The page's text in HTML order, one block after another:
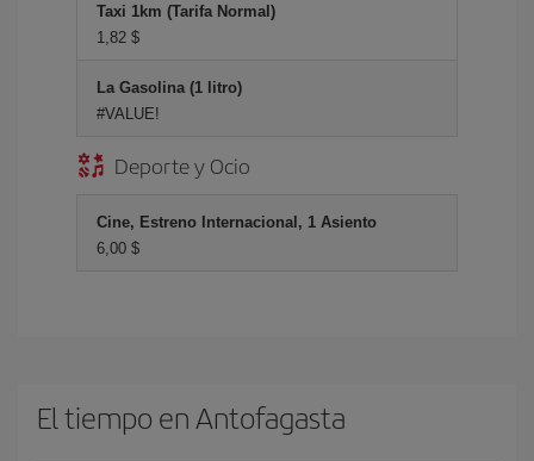
Taxi 1km (Tarifa Normal)
1,82 $
La Gasolina (1 litro)
#VALUE!
Deporte y Ocio
Cine, Estreno Internacional, 1 Asiento
6,00 $
El tiempo en Antofagasta